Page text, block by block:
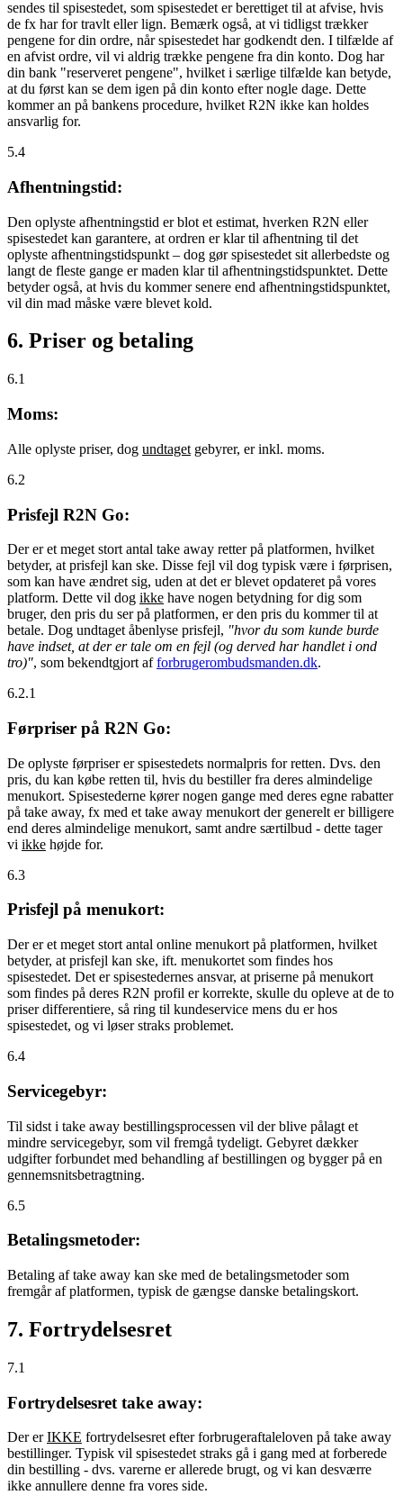
sendes til spisestedet, som spisestedet er berettiget til at afvise, hvis
de fx har for travlt eller lign. Bemærk også, at vi tidligst trækker
pengene for din ordre, når spisestedet har godkendt den. I tilfælde af
en afvist ordre, vil vi aldrig trække pengene fra din konto. Dog har
din bank "reserveret pengene", hvilket i særlige tilfælde kan betyde,
at du først kan se dem igen på din konto efter nogle dage. Dette
kommer an på bankens procedure, hvilket R2N ikke kan holdes
ansvarlig for.
5.4
Afhentningstid:
Den oplyste afhentningstid er blot et estimat, hverken R2N eller
spisestedet kan garantere, at ordren er klar til afhentning til det
oplyste afhentningstidspunkt – dog gør spisestedet sit allerbedste og
langt de fleste gange er maden klar til afhentningstidspunktet. Dette
betyder også, at hvis du kommer senere end afhentningstidspunktet,
vil din mad måske være blevet kold.
6. Priser og betaling
6.1
Moms:
Alle oplyste priser, dog undtaget gebyrer, er inkl. moms.
6.2
Prisfejl R2N Go:
Der er et meget stort antal take away retter på platformen, hvilket
betyder, at prisfejl kan ske. Disse fejl vil dog typisk være i førprisen,
som kan have ændret sig, uden at det er blevet opdateret på vores
platform. Dette vil dog ikke have nogen betydning for dig som
bruger, den pris du ser på platformen, er den pris du kommer til at
betale. Dog undtaget åbenlyse prisfejl, "hvor du som kunde burde
have indset, at der er tale om en fejl (og derved har handlet i ond
tro)", som bekendtgjort afforbrugerombudsmanden.dk.
6.2.1
Førpriser på R2N Go:
De oplyste førpriser er spisestedets normalpris for retten. Dvs. den
pris, du kan købe retten til, hvis du bestiller fra deres almindelige
menukort. Spisestederne kører nogen gange med deres egne rabatter
på take away, fx med et take away menukort der generelt er billigere
end deres almindelige menukort, samt andre særtilbud - dette tager
vi ikke højde for.
6.3
Prisfejl på menukort:
Der er et meget stort antal online menukort på platformen, hvilket
betyder, at prisfejl kan ske, ift. menukortet som findes hos
spisestedet. Det er spisestedernes ansvar, at priserne på menukort
som findes på deres R2N profil er korrekte, skulle du opleve at de to
priser differentiere, så ring til kundeservice mens du er hos
spisestedet, og vi løser straks problemet.
6.4
Servicegebyr:
Til sidst i take away bestillingsprocessen vil der blive pålagt et
mindre servicegebyr, som vil fremgå tydeligt. Gebyret dækker
udgifter forbundet med behandling af bestillingen og bygger på en
gennemsnitsbetragtning.
6.5
Betalingsmetoder:
Betaling af take away kan ske med de betalingsmetoder som
fremgår af platformen, typisk de gængse danske betalingskort.
7. Fortrydelsesret
7.1
Fortrydelsesret take away:
Der erIKKE fortrydelsesret efter forbrugeraftaleloven på take away
bestillinger. Typisk vil spisestedet straks gå i gang med at forberede
din bestilling - dvs. varerne er allerede brugt, og vi kan desværre
ikke annullere denne fra vores side.